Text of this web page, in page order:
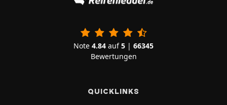
Note 4.84 auf5 | 66345
Bewertungen
QUICKLINKS